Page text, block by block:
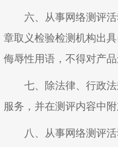
六、从事网络测评
章取义检验检测机构出
侮辱性用语，不得对产
七、除法律、行政
服务，并在测评内容中
八、从事网络测评